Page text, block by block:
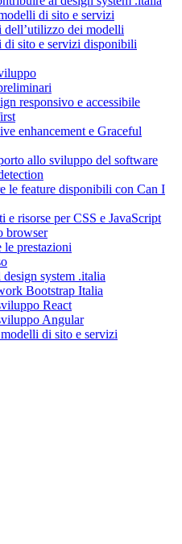
di sito e servizi
dell’utilizzo dei modelli
di sito e servizi disponibili
responsivo e accessibile
enhancement e Graceful
allo sviluppo del software
le feature disponibili con Can I
e risorse per CSS e JavaScript
browser
prestazioni
system .italia
Bootstrap Italia
React
Angular
di sito e servizi